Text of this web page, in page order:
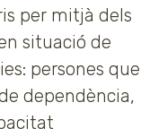
per mitjà dels
situació de
persones que
dependència,